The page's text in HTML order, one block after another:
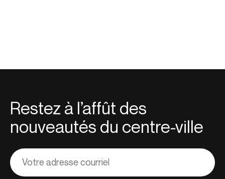
Restez à l’affût des
nouveautés du centre-ville
Adresse
courriel